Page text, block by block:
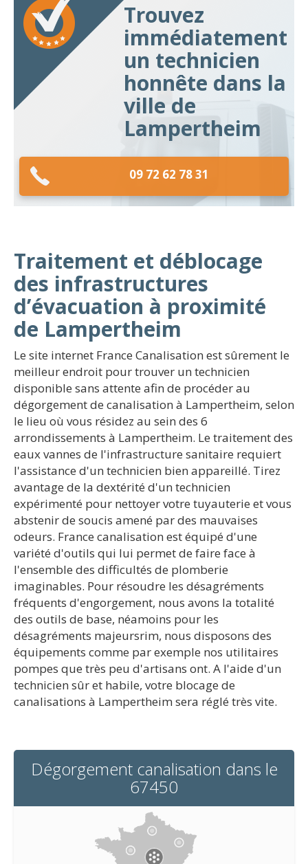
Trouvez
immédiatement
un technicien
honnête dans la
ville de
Lampertheim
09 72 62 78 31
Traitement et déblocage
des infrastructures
d’évacuation à proximité
de Lampertheim
Le site internet France Canalisation est sûrement le
meilleur endroit pour trouver un technicien
disponible sans attente afin de procéder au
dégorgement de canalisation à Lampertheim, selon
le lieu où vous résidez au sein des 6
arrondissements à Lampertheim. Le traitement des
eaux vannes de l'infrastructure sanitaire requiert
l'assistance d'un technicien bien appareillé. Tirez
avantage de la dextérité d'un technicien
expérimenté pour nettoyer votre tuyauterie et vous
abstenir de soucis amené par des mauvaises
odeurs. France canalisation est équipé d'une
variété d'outils qui lui permet de faire face à
l'ensemble des difficultés de plomberie
imaginables. Pour résoudre les désagréments
fréquents d'engorgement, nous avons la totalité
des outils de base, néamoins pour les
désagréments majeursrim, nous disposons des
équipements comme par exemple nos utilitaires
pompes que très peu d'artisans ont. A l'aide d'un
technicien sûr et habile, votre blocage de
canalisations à Lampertheim sera réglé très vite.
Dégorgement canalisation dans le
67450